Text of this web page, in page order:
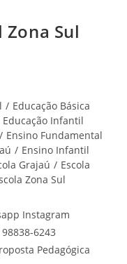
Sul
/ Educação Básica
Educação Infantil
/ Ensino Fundamental
/ Ensino Infantil
Grajaú / Escola
Zona Sul
Instagram
6243
Pedagógica